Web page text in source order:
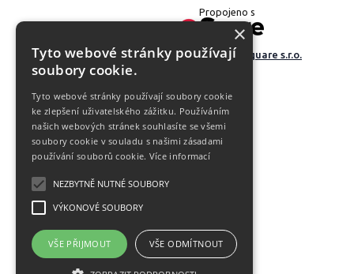
Propojeno s
Vyrobené ve studiu M square s.r.o.
×
Tyto webové stránky používají
soubory cookie.
Tyto webové stránky používají soubory cookie
ke zlepšení uživatelského zážitku. Používáním
našich webových stránek souhlasíte se všemi
soubory cookie v souladu s našimi zásadami
používání souborů cookie. Více informací
NEZBYTNĚ NUTNÉ SOUBORY
VÝKONOVÉ SOUBORY
VŠE PŘIJMOUT VŠE ODMÍTNOUT